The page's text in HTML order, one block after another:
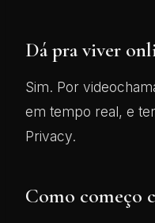
Dá pra viver
Sim. Por
em tempo real, e
Privacy.
Como começo